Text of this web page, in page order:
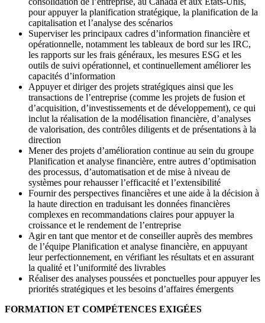
pour appuyer la planification stratégique, la planification de la
capitalisation et l’analyse des scénarios
Superviser les principaux cadres d’information financière et
opérationnelle, notamment les tableaux de bord sur les IRC,
les rapports sur les frais généraux, les mesures ESG et les
outils de suivi opérationnel, et continuellement améliorer les
capacités d’information
Appuyer et diriger des projets stratégiques ainsi que les
transactions de l’entreprise (comme les projets de fusion et
d’acquisition, d’investissements et de développement), ce qui
inclut la réalisation de la modélisation financière, d’analyses
de valorisation, des contrôles diligents et de présentations à la
direction
Mener des projets d’amélioration continue au sein du groupe
Planification et analyse financière, entre autres d’optimisation
des processus, d’automatisation et de mise à niveau de
systèmes pour rehausser l’efficacité et l’extensibilité
Fournir des perspectives financières et une aide à la décision à
la haute direction en traduisant les données financières
complexes en recommandations claires pour appuyer la
croissance et le rendement de l’entreprise
Agir en tant que mentor et de conseiller auprès des membres
de l’équipe Planification et analyse financière, en appuyant
leur perfectionnement, en vérifiant les résultats et en assurant
la qualité et l’uniformité des livrables
Réaliser des analyses poussées et ponctuelles pour appuyer les
priorités stratégiques et les besoins d’affaires émergents
FORMATION ET COMPÉTENCES EXIGÉES